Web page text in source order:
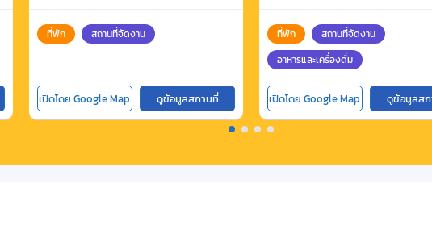
ที่พัก สถานที่จัดงาน
เปิดโดย Google Map ดูข้อมูลสถานที่
ที่พัก
สถานที่จัดงาน
อาหารและเครื่องดื่ม
เปิดโดย Google Map ดูข้อมูลส